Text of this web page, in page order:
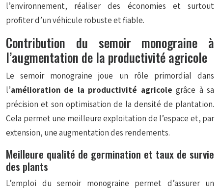
l’environnement, réaliser des économies et surtout
profiter d’un véhicule robuste et fiable.
Contribution du semoir monograine à
l’augmentation de la productivité agricole
Le semoir monograine joue un rôle primordial dans
l’amélioration de la productivité agricole grâce à sa
précision et son optimisation de la densité de plantation.
Cela permet une meilleure exploitation de l’espace et, par
extension, une augmentation des rendements.
Meilleure qualité de germination et taux de survie
des plants
L’emploi du semoir monograine permet d’assurer un